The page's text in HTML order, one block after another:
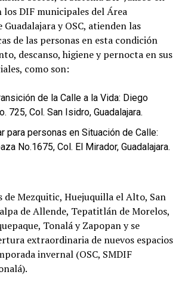
DIF municipales del Área
y OSC, atienden las
de las personas en esta condición
descanso, higiene y pernocta en sus
como son:
de la Calle a la Vida: Diego
725, Col. San Isidro, Guadalajara.
para personas en Situación de Calle:
No.1675, Col. El Mirador, Guadalajara.
de Mezquitic, Huejuquilla el Alto, San
de Allende, Tepatitlán de Morelos,
Tonalá y Zapopan y se
extraordinaria de nuevos espacios
invernal (OSC, SMDIF